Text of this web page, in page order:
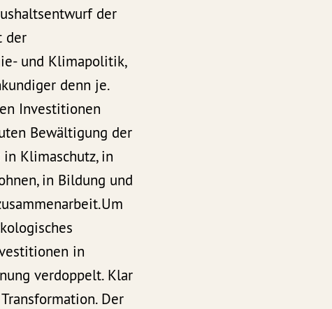
der
der
und Klimapolitik,
denn je.
Investitionen
Bewältigung der
Klimaschutz, in
in Bildung und
in
verdoppelt. Klar
Der